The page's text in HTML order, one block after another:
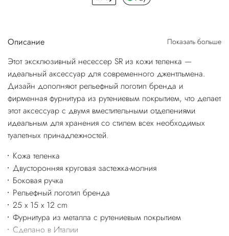
Описание Показать больше
Этот эксклюзивный несессер SR из кожи теленка —
идеальный аксессуар для современного джентльмена.
Дизайн дополняют рельефный логотип бренда и
фирменная фурнитура из рутениевым покрытием, что делает
этот аксессуар с двумя вместительными отделениями
идеальным для хранения со стилем всех необходимых
туалетных принадлежностей.
Кожа теленка
Двусторонняя круговая застежка-молния
Боковая ручка
Рельефный логотип бренда
25 x 15 x 12 cm
Фурнитура из металла с рутениевым покрытием
Сделано в Италии